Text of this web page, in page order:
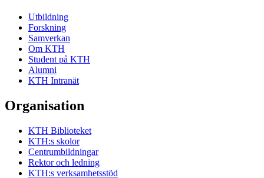
Utbildning
Forskning
Samverkan
Om KTH
Student på KTH
Alumni
KTH Intranät
Organisation
KTH Biblioteket
KTH:s skolor
Centrumbildningar
Rektor och ledning
KTH:s verksamhetsstöd